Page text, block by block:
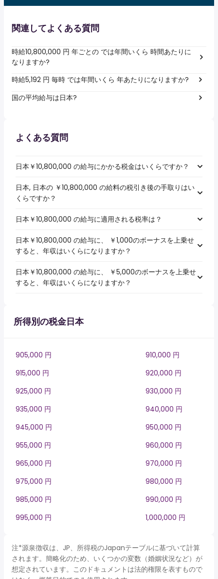
関連してよくある質問
時給10,800,000 円 年ごとの では年間いくら 時間あたりに
なりますか?
時給5,192 円 毎時 では年間いくら 年あたりになりますか?
国の平均給与は日本?
よくある質問
日本￥10,800,000 の給与にかかる税金はいくらですか？
日本, 日本の ￥10,800,000 の給料の税引き後の手取りはい
くらですか？
日本￥10,800,000 の給与に適用される税率は？
日本￥10,800,000 の給与に、 ￥1,000のボーナスを上乗せ
すると、年収はいくらになりますか？
日本￥10,800,000 の給与に、 ￥5,000のボーナスを上乗せ
すると、年収はいくらになりますか？
所得別の税金日本
905,000 円
910,000 円
915,000 円
920,000 円
925,000 円
930,000 円
935,000 円
940,000 円
945,000 円
950,000 円
955,000 円
960,000 円
965,000 円
970,000 円
975,000 円
980,000 円
985,000 円
990,000 円
995,000 円
1,000,000 円
注*源泉徴収は、JP、所得税のJapanテーブルに基づいて計算
されます。簡略化のため、いくつかの変数（婚姻状況など）が
想定されています。このドキュメントは法的権限を表すもので